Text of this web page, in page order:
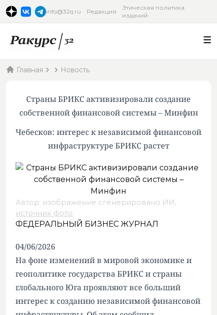
info@32q.ru Редакция
Этическая политика
изданий
Главная Новость
Страны БРИКС активизировали создание
собственной финансовой системы – Минфин
Чебесков: интерес к независимой финансовой
инфраструктуре БРИКС растет
Автор: изображение сгенерировано ИИ,
источник фото.
ФЕДЕРАЛЬНЫЙ БИЗНЕС ЖУРНАЛ
04/06/2026
На фоне изменений в мировой экономике и
геополитике государства БРИКС и страны
глобального Юга проявляют все больший
интерес к созданию независимой финансовой